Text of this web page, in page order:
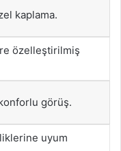
kaplama.
özelleştirilmiş
görüş.
uyum